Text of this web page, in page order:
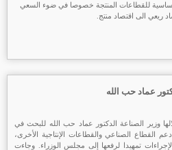
الأساسیة للقطاعات المنتجة خصوصا في ضوء السعي
ريعي الى اقتصاد منتج.
عماد حب الله
وزير الصناعة الدكتور عماد حب الله للبحث في
القطاع الصناعي والقطاعات الإنتاجية الأخرى،
تمهيدا لرفعها إلى مجلس الوزراء. وجاءت